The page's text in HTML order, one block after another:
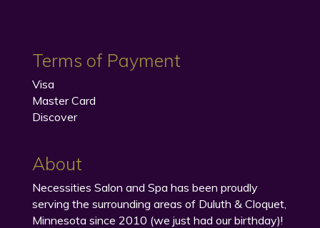
Terms of Payment
Visa
Master Card
Discover
About
Necessities Salon and Spa has been proudly
serving the surrounding areas of Duluth & Cloquet,
Minnesota since 2010 (we just had our birthday)!